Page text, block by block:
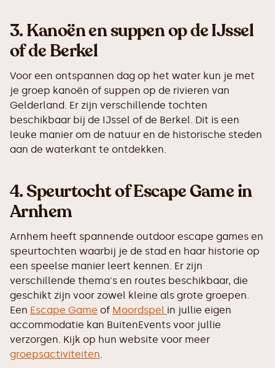
3.Kanoën en suppen op de IJssel
of de Berkel
Voor een ontspannen dag op het water kun je met
je groep kanoën of suppen op de rivieren van
Gelderland. Er zijn verschillende tochten
beschikbaar bij de IJssel of de Berkel. Dit is een
leuke manier om de natuur en de historische steden
aan de waterkant te ontdekken.
4.Speurtocht of Escape Game in
Arnhem
Arnhem heeft spannende outdoor escape games en
speurtochten waarbij je de stad en haar historie op
een speelse manier leert kennen. Er zijn
verschillende thema's en routes beschikbaar, die
geschikt zijn voor zowel kleine als grote groepen.
Een Escape Game of Moordspel in jullie eigen
accommodatie kan BuitenEvents voor jullie
verzorgen. Kijk op hun website voor meer
groepsactiviteiten.